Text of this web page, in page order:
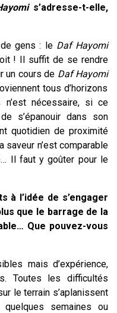
s’adresse-t-elle,
de gens : le Daf Hayomi
! Il suffit de se rendre
un cours de Daf Hayomi
tous d’horizons
n’est nécessaire, si ce
s’épanouir dans son
quotidien de proximité
saveur n’est comparable
Il faut y goûter pour le
à l’idée de s’engager
que le barrage de la
Que pouvez-vous
mais d’expérience,
Toutes les difficultés
le terrain s’aplanissent
semaines ou